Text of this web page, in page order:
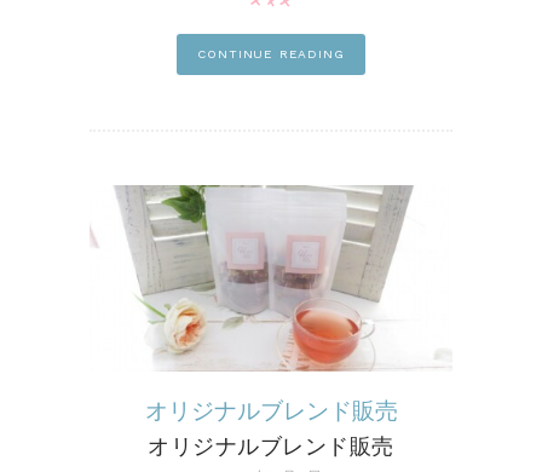
CONTINUE READING
オリジナルブレンド販売
オリジナルブレンド販売